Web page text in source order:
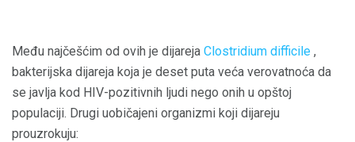
Među najčešćim od ovih je dijareja Clostridium difficile ,
bakterijska dijareja koja je deset puta veća verovatnoća da
se javlja kod HIV-pozitivnih ljudi nego onih u opštoj
populaciji. Drugi uobičajeni organizmi koji dijareju
prouzrokuju: